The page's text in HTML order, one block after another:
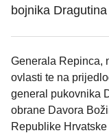
bojnika
Generala Repinca,
ovlasti te na
general pukovnika
obrane Davora
Republike